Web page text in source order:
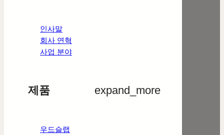
인사말
회사 연혁
사업 분야
제품 expand_more
우드슬랩